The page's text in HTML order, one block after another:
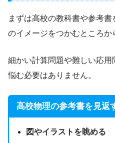
まずは高校の教科書や参考
のイメージをつかむところか
細かい計算問題や難しい応用
悩む必要はありません。
高校物理の参考書を見返
図やイラストを眺める